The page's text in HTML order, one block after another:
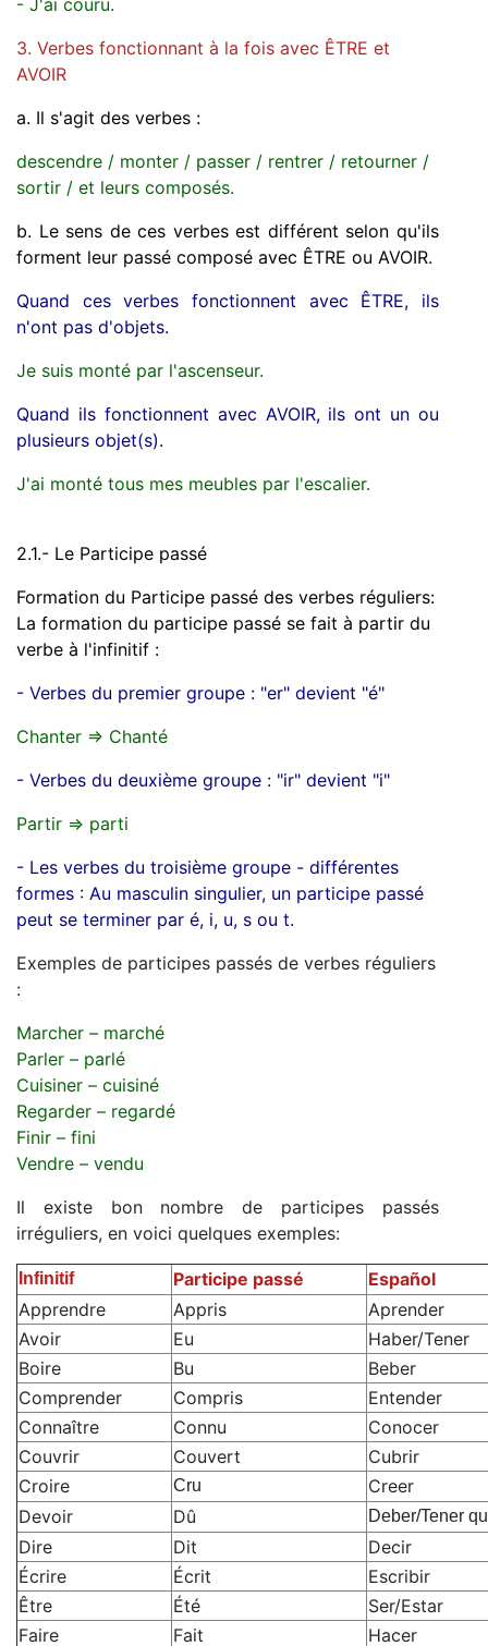
3. Verbes fonctionnant à la fois avec ÊTRE et
AVOIR
a. Il s'agit des verbes :
descendre / monter / passer / rentrer / retourner /
sortir / et leurs composés.
b. Le sens de ces verbes est différent selon qu'ils
forment leur passé composé avec ÊTRE ou AVOIR.
Quand ces verbes fonctionnent avec ÊTRE, ils
n'ont pas d'objets.
Je suis monté par l'ascenseur.
Quand ils fonctionnent avec AVOIR, ils ont un ou
plusieurs objet(s).
J'ai monté tous mes meubles par l'escalier.
2.1.- Le Participe passé
Formation du Participe passé des verbes réguliers:
La formation du participe passé se fait à partir du
verbe à l'infinitif :
- Verbes du premier groupe : "er" devient "é"
Chanter => Chanté
- Verbes du deuxième groupe : "ir" devient "i"
Partir => parti
- Les verbes du troisième groupe - différentes
formes : Au masculin singulier, un participe passé
peut se terminer par é, i, u, s ou t.
Exemples de participes passés de verbes réguliers
:
Marcher – marché
Parler – parlé
Cuisiner – cuisiné
Regarder – regardé
Finir – fini
Vendre – vendu
Il existe bon nombre de participes passés
irréguliers, en voici quelques exemples:
Infinitif Participe passé
Español
Apprendre
Appris
Aprender
Avoir
Eu
Haber/Tener
Boire
Bu
Beber
Comprender
Compris
Entender
Connaître
Connu
Conocer
Couvrir
Couvert
Cubrir
Croire
Cru
Creer
Devoir
Dû Deber/Tener
Dire Dit
Decir
Écrire
Écrit
Escribir
Être
Été
Ser/Estar
Faire
Fait
Hacer